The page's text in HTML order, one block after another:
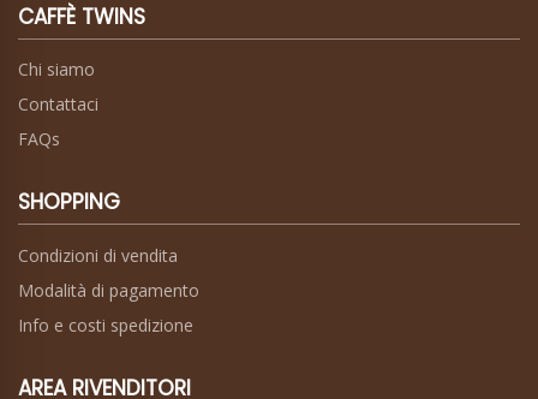
CAFFÈ TWINS
Chi siamo
Contattaci
FAQs
SHOPPING
Condizioni di vendita
Modalità di pagamento
Info e costi spedizione
AREA RIVENDITORI